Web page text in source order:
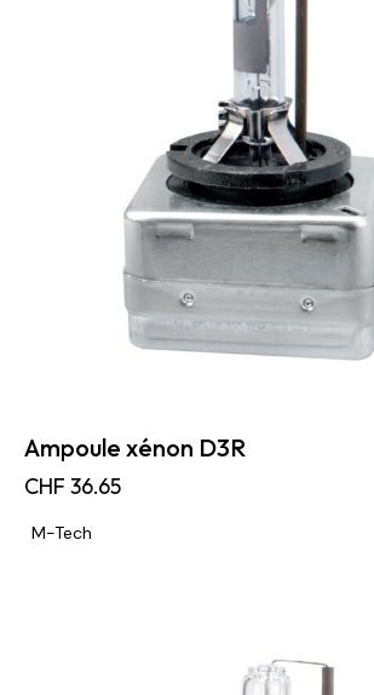
Ampoule xénon D3R
CHF 36.65
M-Tech